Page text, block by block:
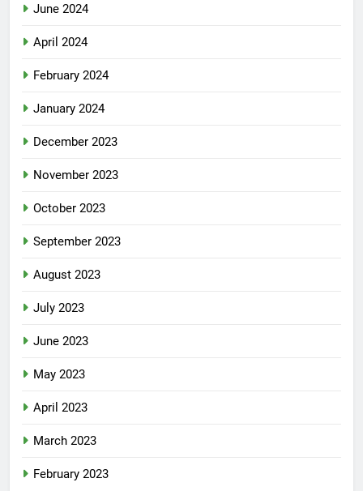
June 2024
April 2024
February 2024
January 2024
December 2023
November 2023
October 2023
September 2023
August 2023
July 2023
June 2023
May 2023
April 2023
March 2023
February 2023